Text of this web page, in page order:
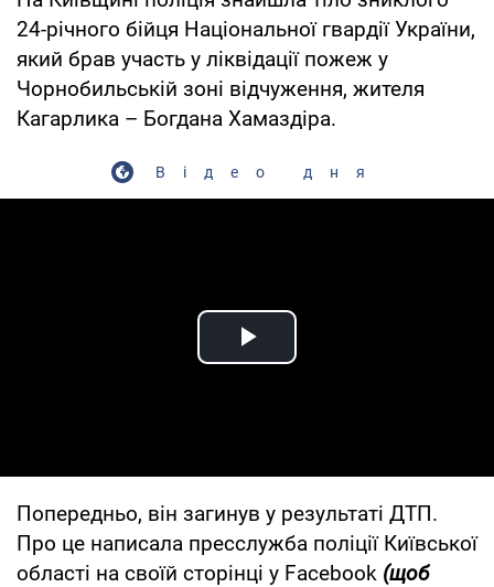
24-річного бійця Національної гвардії України,
який брав участь у ліквідації пожеж у
Чорнобильській зоні відчуження, жителя
Кагарлика – Богдана Хамаздіра.
Відео дня
Play Video
Попередньо, він загинув у результаті ДТП.
Про це написала пресслужба поліції Київської
області на своїй сторінці у Facebook (щоб